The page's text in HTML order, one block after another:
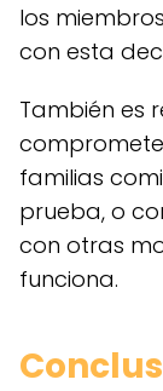
los
con esta
También es
familias
prueba, o
con otras
funciona.